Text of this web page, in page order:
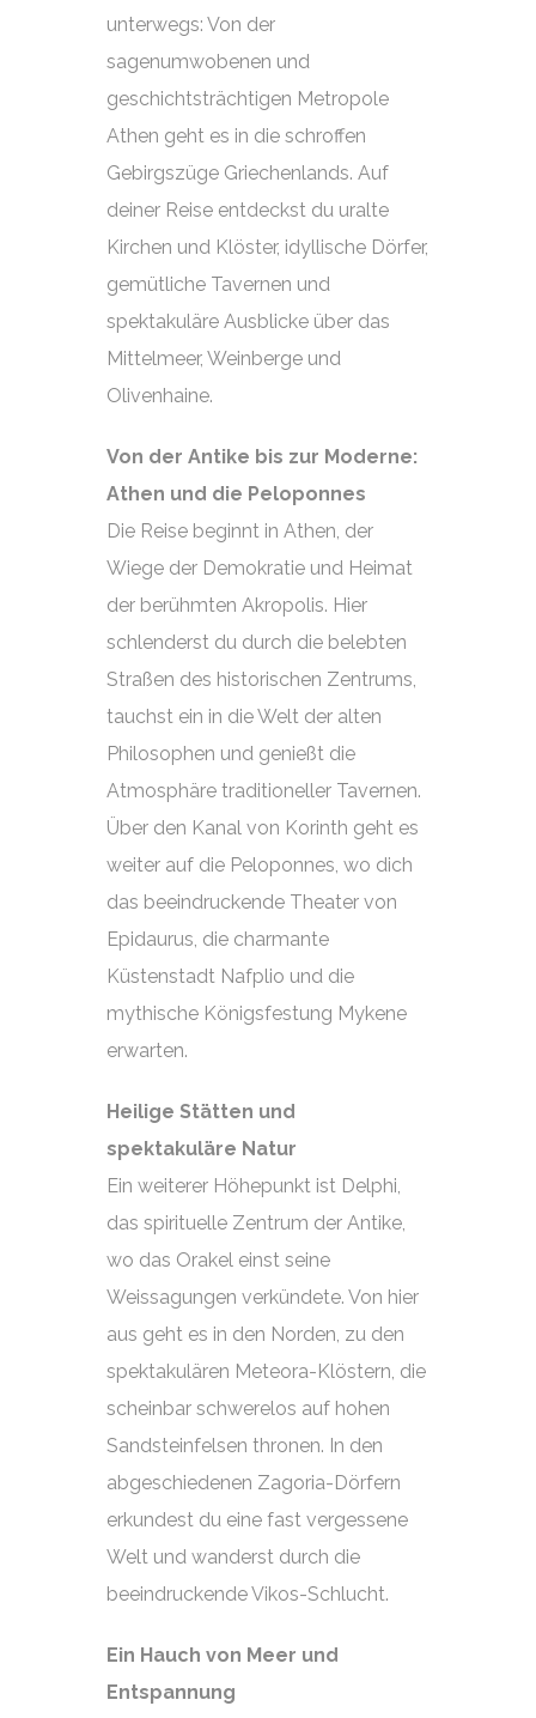
unterwegs: Von der
sagenumwobenen und
geschichtsträchtigen Metropole
Athen geht es in die schroffen
Gebirgszüge Griechenlands. Auf
deiner Reise entdeckst du uralte
Kirchen und Klöster, idyllische Dörfer,
gemütliche Tavernen und
spektakuläre Ausblicke über das
Mittelmeer, Weinberge und
Olivenhaine.
Von der Antike bis zur Moderne:
Athen und die Peloponnes
Die Reise beginnt in Athen, der
Wiege der Demokratie und Heimat
der berühmten Akropolis. Hier
schlenderst du durch die belebten
Straßen des historischen Zentrums,
tauchst ein in die Welt der alten
Philosophen und genießt die
Atmosphäre traditioneller Tavernen.
Über den Kanal von Korinth geht es
weiter auf die Peloponnes, wo dich
das beeindruckende Theater von
Epidaurus, die charmante
Küstenstadt Nafplio und die
mythische Königsfestung Mykene
erwarten.
Heilige Stätten und
spektakuläre Natur
Ein weiterer Höhepunkt ist Delphi,
das spirituelle Zentrum der Antike,
wo das Orakel einst seine
Weissagungen verkündete. Von hier
aus geht es in den Norden, zu den
spektakulären Meteora-Klöstern, die
scheinbar schwerelos auf hohen
Sandsteinfelsen thronen. In den
abgeschiedenen Zagoria-Dörfern
erkundest du eine fast vergessene
Welt und wanderst durch die
beeindruckende Vikos-Schlucht.
Ein Hauch von Meer und
Entspannung